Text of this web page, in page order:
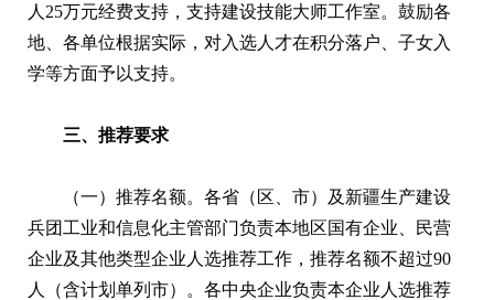
人25万元经费支持，支持建设技能大师工作室。鼓励各
地、各单位根据实际，对入选人才在积分落户、子女入
学等方面予以支持。
三、推荐要求
（一）推荐名额。各省（区、市）及新疆生产建设
兵团工业和信息化主管部门负责本地区国有企业、民营
企业及其他类型企业人选推荐工作，推荐名额不超过90
人（含计划单列市）。各中央企业负责本企业人选推荐